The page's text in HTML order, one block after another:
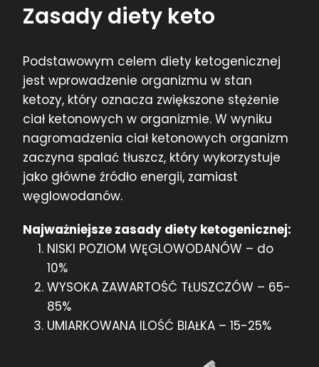
Zasady diety keto
Podstawowym celem diety ketogenicznej
jest wprowadzenie organizmu w stan
ketozy, który oznacza zwiększone stężenie
ciał ketonowych w organizmie. W wyniku
nagromadzenia ciał ketonowych organizm
zaczyna spalać tłuszcz, który wykorzystuje
jako główne źródło energii, zamiast
węglowodanów.
Najważniejsze zasady diety ketogenicznej:
NISKI POZIOM WĘGLOWODANÓW – do
10%
WYSOKA ZAWARTOŚĆ TŁUSZCZÓW – 65-
85%
UMIARKOWANA ILOŚĆ BIAŁKA – 15-25%